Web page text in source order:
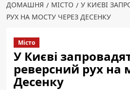
ДОМАШНЯ МІСТО
У КИЄВІ
РУХ НА МОСТУ ЧЕРЕЗ ДЕСЕНКУ
Місто
У Києві
реверсний рух на
Десенку